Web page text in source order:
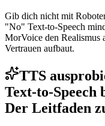
Gib dich nicht mit
"No" Text-to-Speech
MorVoice den Realismus
Vertrauen aufbaut.
TTS
Text-to-Speech
Der Leitfaden